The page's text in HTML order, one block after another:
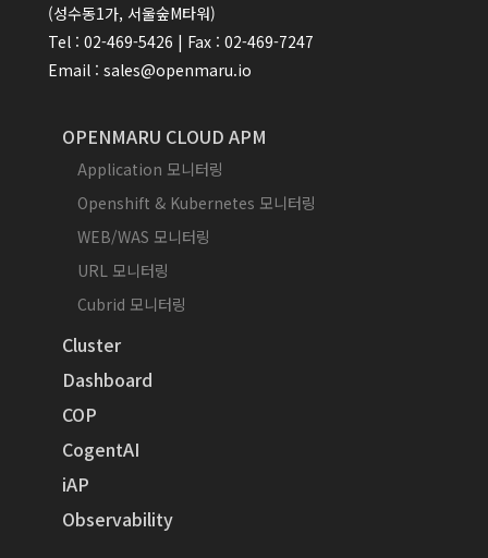
(성수동1가, 서울숲M타워)
Tel : 02-469-5426 | Fax : 02-469-7247
Email : sales@openmaru.io
OPENMARU CLOUD APM
Application 모니터링
Openshift & Kubernetes 모니터링
WEB/WAS 모니터링
URL 모니터링
Cubrid 모니터링
Cluster
Dashboard
COP
CogentAI
iAP
Observability